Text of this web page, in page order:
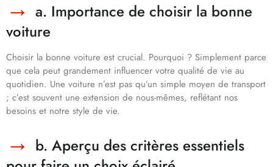
a. Importance de choisir la bonne
voiture
Choisir la bonne voiture est crucial. Pourquoi ? Simplement parce
que cela peut grandement influencer votre qualité de vie au
quotidien. Une voiture n’est pas qu’un simple moyen de transport
; c’est souvent une extension de nous-mêmes, reflétant nos
besoins et notre style de vie.
b. Aperçu des critères essentiels